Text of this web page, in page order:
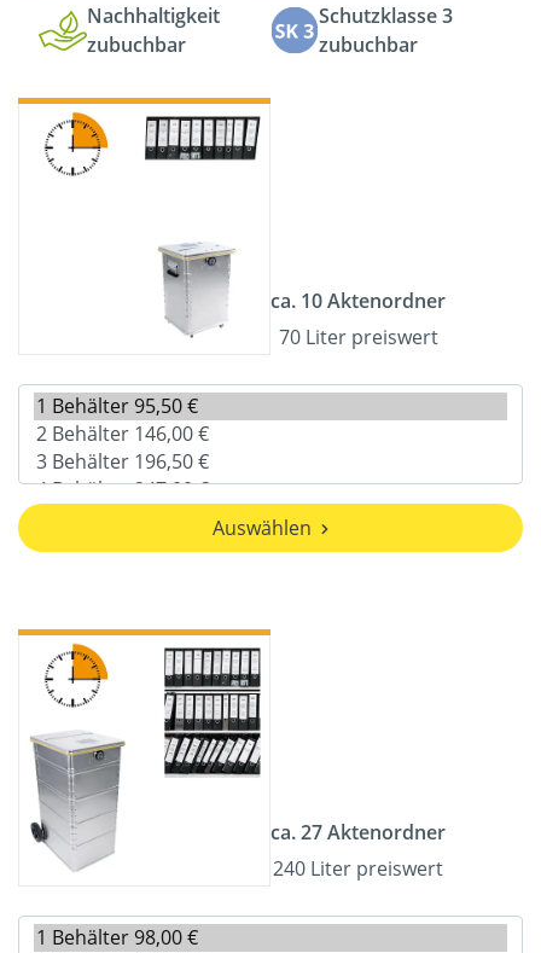
Nachhaltigkeit
zubuchbar
Schutzklasse 3
zubuchbar
ca. 10 Aktenordner
70 Liter preiswert
Auswählen
ca. 27 Aktenordner
240 Liter preiswert